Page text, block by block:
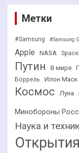
Метки
#Samsung #Samsung
Apple NASA
Путин
В мире
Боррель
Илон Маск
Космос Луна
Минобороны
Наука и
Открытия